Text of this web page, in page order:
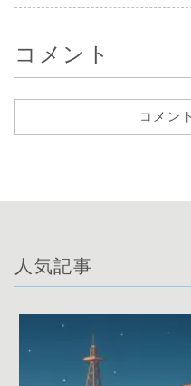
コメント
コメン
人気記事